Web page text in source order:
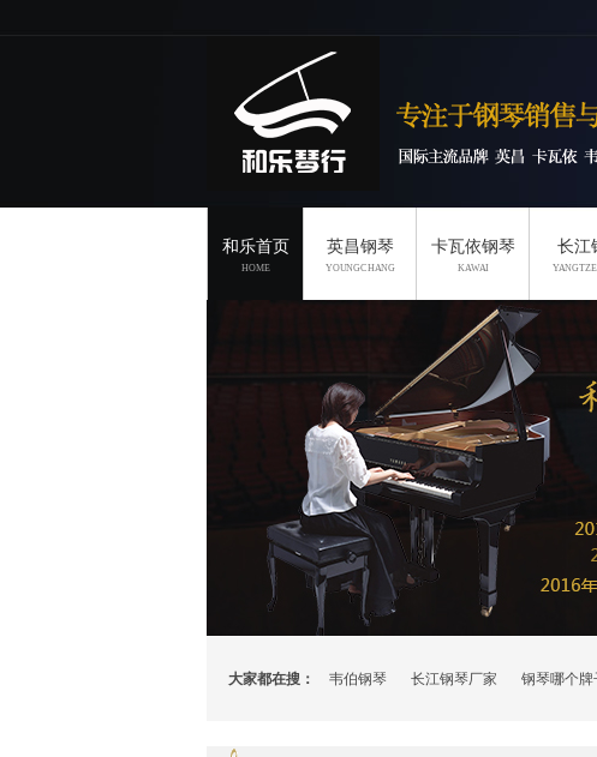
和乐首页
HOME
英昌钢琴
YOUNGCHANG
卡瓦依钢琴
KAWAI
长江
大家都在搜： 韦伯钢琴 长江钢琴厂家 钢琴哪个牌